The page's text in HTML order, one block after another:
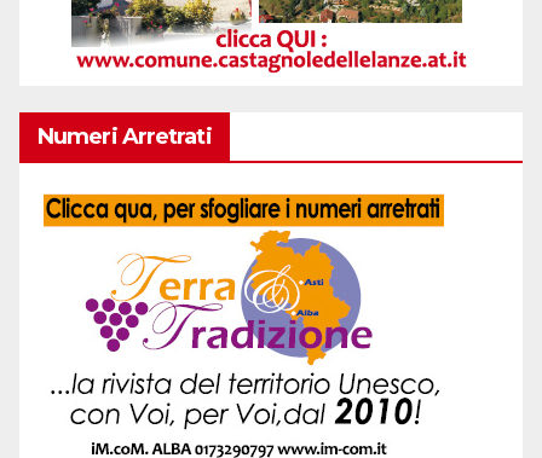
Numeri Arretrati